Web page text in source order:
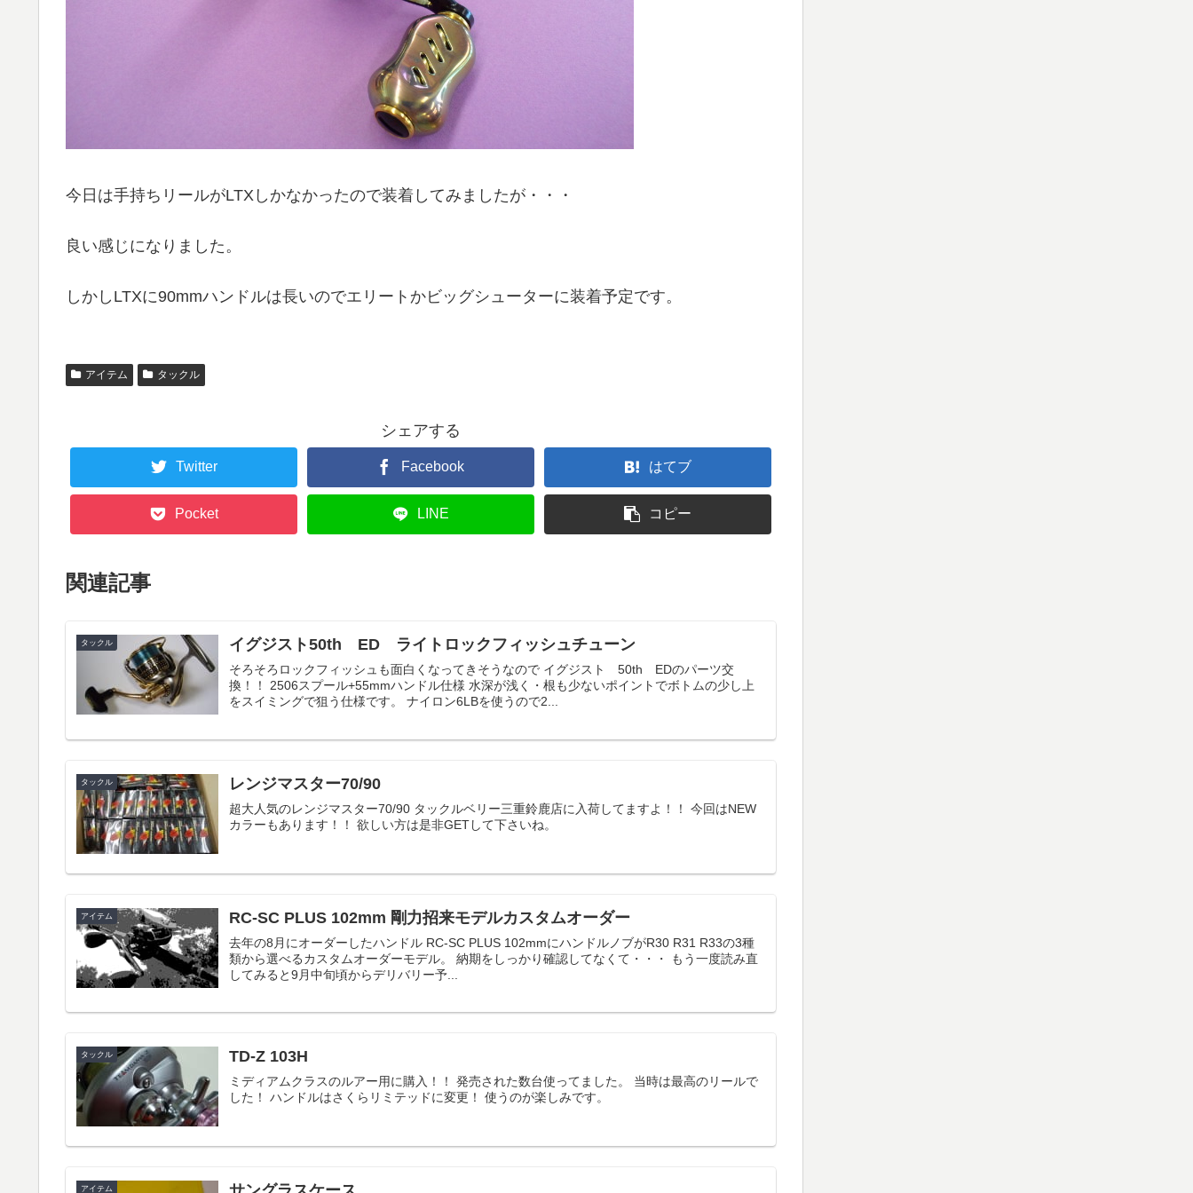
今日は手持ちリールがLTXしかなかったので装着してみましたが・・・
良い感じになりました。
しかしLTXに90mmハンドルは長いのでエリートかビッグシューターに装着予定です。
アイテム タックル
シェアする
Twitter Facebook はてブ
Pocket LINE コピー
関連記事
タックル イグジスト50th ED ライトロックフィッシュチューン
そろそろロックフィッシュも面白くなってきそうなので イグジスト 50th EDのパーツ交
換！！ 2506スプール+55mmハンドル仕様 水深が浅く・根も少ないポイントでボトムの少し上
をスイミングで狙う仕様です。 ナイロン6LBを使うので2...
タックル レンジマスター70/90
超大人気のレンジマスター70/90 タックルベリー三重鈴鹿店に入荷してますよ！！ 今回はNEW
カラーもあります！！ 欲しい方は是非GETして下さいね。
アイテム RC-SC PLUS 102mm 剛力招来モデルカスタムオーダー
去年の8月にオーダーしたハンドル RC-SC PLUS 102mmにハンドルノブがR30 R31 R33の3種
類から選べるカスタムオーダーモデル。 納期をしっかり確認してなくて・・・ もう一度読み直
してみると9月中旬頃からデリバリー予...
タックル TD-Z 103H
ミディアムクラスのルアー用に購入！！ 発売された数台使ってました。 当時は最高のリールで
した！ ハンドルはさくらリミテッドに変更！ 使うのが楽しみです。
アイテム